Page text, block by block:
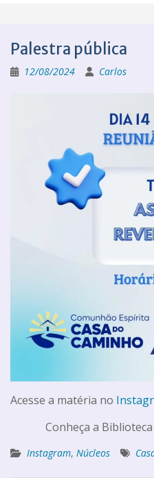
Palestra pública
12/08/2024 Carlos
Acesse a matéria no
Conheça a
Instagram, Núcleos